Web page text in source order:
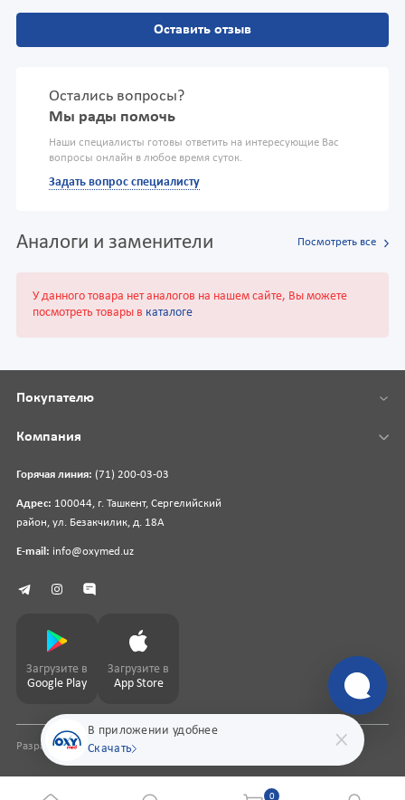
Оставить отзыв
Остались вопросы?
Мы рады помочь
Наши специалисты готовы ответить на интересующие Вас
вопросы онлайн в любое время суток.
Задать вопрос специалисту
Аналоги и заменители Посмотреть все
У данного товара нет аналогов на нашем сайте, Вы можете
посмотреть товары в каталоге
В приложении удобнее
Скачать
Горячая линия: (71) 200-03-03
Адрес: 100044, г. Ташкент, Сергелийский
район, ул. Безакчилик, д. 18А
E-mail: info@oxymed.uz
Покупателю
Компания
Загрузите в
Google Play
Загрузите в
App Store
Разработка сайтаpharmit.uz
0